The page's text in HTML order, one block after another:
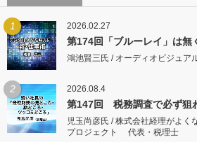
1 2026.02.27
第174回「ブルーレイ」は無
鴻池賢三氏 / オーディオビジュ
2 2026.08.4
第147回 税務調査で必ず狙
児玉尚彦氏 / 株式会社経理がよ
プロジェクト 代表・税理士